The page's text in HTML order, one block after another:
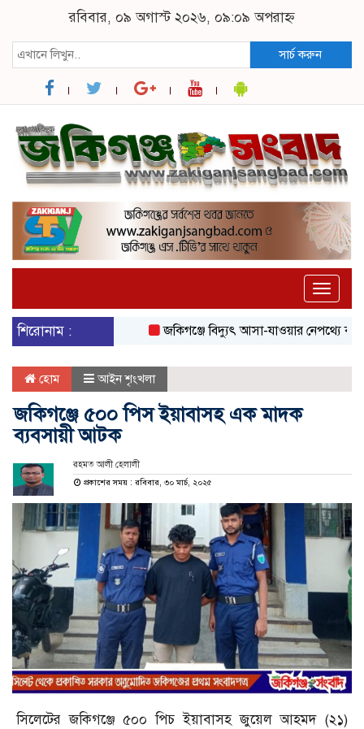
রবিবার, ০৯ অগাস্ট ২০২৬, ০৯:০৯ অপরাহ্ন
সার্চ করুন
Toggle
শিরোনাম :
জকিগঞ্জে বিদ্যুৎ আসা-যাওয়ার নেপথ্যে কী,
হোম আইন শৃংখলা
জকিগঞ্জে ৫০০ পিস ইয়াবাসহ এক মাদক
ব্যবসায়ী আটক
রহমত আলী হেলালী
প্রকাশের সময় : রবিবার, ৩০ মার্চ, ২০২৫
সিলেটের জকিগঞ্জে ৫০০ পিচ ইয়াবাসহ জুয়েল আহমদ (২১)